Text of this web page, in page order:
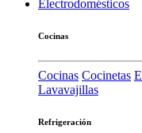
Electrodomésticos
Cocinas
Cocinas Cocinetas
Lavavajillas
Refrigeración